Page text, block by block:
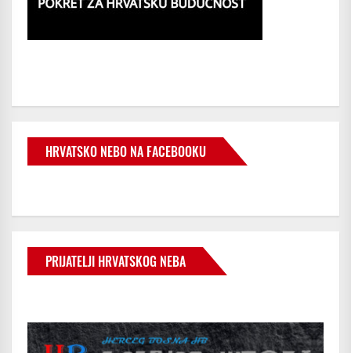
HRVATSKO NEBO NA FACEBOOKU
PRIJATELJI HRVATSKOG NEBA